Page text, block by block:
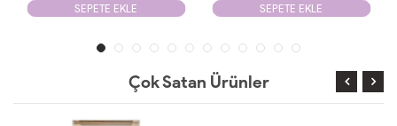
SEPETE EKLE SEPETE EKLE
Çok Satan Ürünler